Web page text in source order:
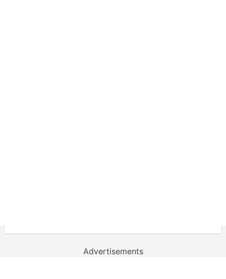
Advertisements